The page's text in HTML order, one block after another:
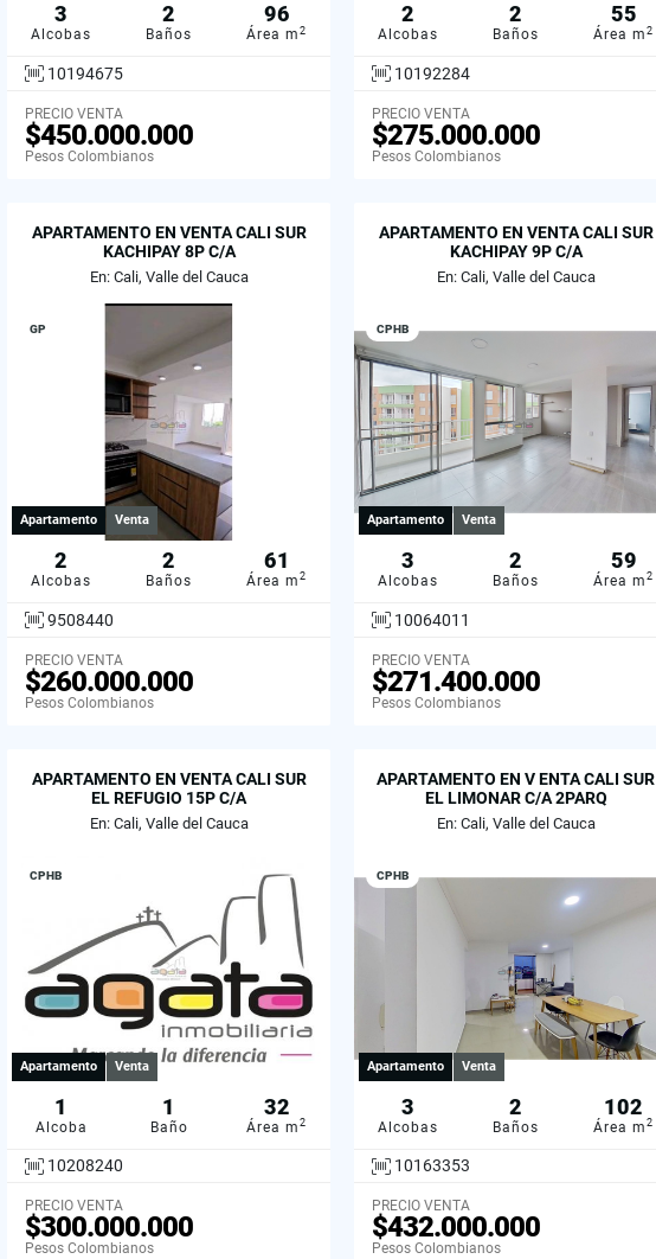
3
Alcobas
2
Baños
96
Área m 2
10194675
PRECIO VENTA
$450.000.000
Pesos Colombianos
2
Alcobas
2
Baños
55
Área m 2
10192284
PRECIO VENTA
$275.000.000
Pesos Colombianos
APARTAMENTO EN VENTA CALI SUR
KACHIPAY 8P C/A
En: Cali, Valle del Cauca
GP
Apartamento Venta
2
Alcobas
2
Baños
61
Área m 2
9508440
PRECIO VENTA
$260.000.000
Pesos Colombianos
APARTAMENTO EN VENTA CALI SUR
KACHIPAY 9P C/A
En: Cali, Valle del Cauca
CPHB
Apartamento Venta
3
Alcobas
2
Baños
59
Área m 2
10064011
PRECIO VENTA
$271.400.000
Pesos Colombianos
APARTAMENTO EN VENTA CALI SUR
EL REFUGIO 15P C/A
En: Cali, Valle del Cauca
CPHB
Apartamento Venta
1
Alcoba
1
Baño
32
Área m 2
10208240
PRECIO VENTA
$300.000.000
Pesos Colombianos
APARTAMENTO EN V ENTA CALI SUR
EL LIMONAR C/A 2PARQ
En: Cali, Valle del Cauca
CPHB
Apartamento Venta
3
Alcobas
2
Baños
102
Área m 2
10163353
PRECIO VENTA
$432.000.000
Pesos Colombianos